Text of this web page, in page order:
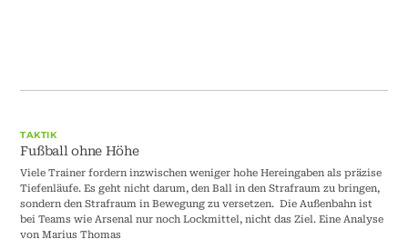
TAKTIK
Fußball ohne Höhe
Viele Trainer fordern inzwischen weniger hohe Hereingaben als präzise
Tiefenläufe. Es geht nicht darum, den Ball in den Strafraum zu bringen,
sondern den Strafraum in Bewegung zu versetzen. Die Außenbahn ist
bei Teams wie Arsenal nur noch Lockmittel, nicht das Ziel. Eine Analyse
von Marius Thomas